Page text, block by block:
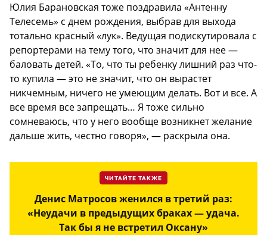
Юлия Барановская тоже поздравила «Антенну
Телесемь» с днем рождения, выбрав для выхода
тотально красный «лук». Ведущая подискутировала с
репортерами на тему того, что значит для нее —
баловать детей. «То, что ты ребенку лишний раз что-
то купила — это не значит, что он вырастет
никчемным, ничего не умеющим делать. Вот и все. А
все время все запрещать… Я тоже сильно
сомневаюсь, что у него вообще возникнет желание
дальше жить, честно говоря», — раскрыла она.
ЧИТАЙТЕ ТАКЖЕ
Денис Матросов женился в третий раз:
«Неудачи в предыдущих браках — удача.
Так бы я не встретил Оксану»